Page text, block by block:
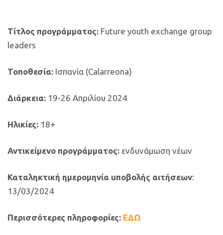
Τίτλος προγράμματος: Future youth exchange group
leaders
Τοποθεσία: Ισπανία (Calarreona)
Διάρκεια: 19-26 Απριλίου 2024
Ηλικίες: 18+
Αντικείμενο προγράμματος: ενδυνάμωση νέων
Καταληκτική ημερομηνία υποβολής αιτήσεων:
13/03/2024
Περισσότερες πληροφορίες: ΕΔΩ